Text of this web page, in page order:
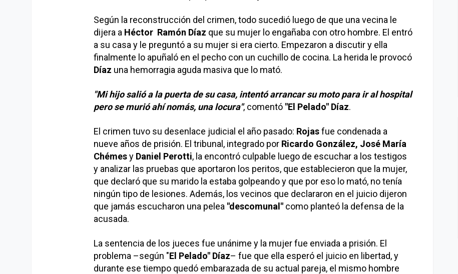
Según la reconstrucción del crimen, todo sucedió luego de que una vecina le
dijera a Héctor Ramón Díaz que su mujer lo engañaba con otro hombre. El entró
a su casa y le preguntó a su mujer si era cierto. Empezaron a discutir y ella
finalmente lo apuñaló en el pecho con un cuchillo de cocina. La herida le provocó
Díaz una hemorragia aguda masiva que lo mató.
"Mi hijo salió a la puerta de su casa, intentó arrancar su moto para ir al hospital
pero se murió ahí nomás, una locura", comentó "El Pelado" Díaz.
El crimen tuvo su desenlace judicial el año pasado: Rojasfue condenada a
nueve años de prisión. El tribunal, integrado por Ricardo González, José María
Chémesy Daniel Perotti, la encontró culpable luego de escuchar a los testigos
y analizar las pruebas que aportaron los peritos, que establecieron que la mujer,
que declaró que su marido la estaba golpeando y que por eso lo mató, no tenía
ningún tipo de lesiones. Además, los vecinos que declararon en el juicio dijeron
que jamás escucharon una pelea "descomunal" como planteó la defensa de la
acusada.
La sentencia de los jueces fue unánime y la mujer fue enviada a prisión. El
problema –según "El Pelado" Díaz– fue que ella esperó el juicio en libertad, y
durante ese tiempo quedó embarazada de su actual pareja, el mismo hombre